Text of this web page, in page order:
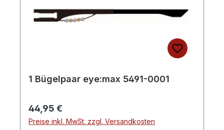
1 Bügelpaar eye:max 5491-0001
Regulärer Preis:
44,95 €
Preise inkl. MwSt. zzgl. Versandkosten